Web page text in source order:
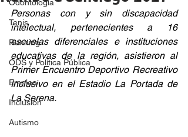
Odontologia
Tenis
Running
ODS y Política Pública
Empleo
Inclusión
Autismo
Personas con y sin discapacidad
intelectual, pertenecientes a 16
escuelas diferenciales e instituciones
educativas de la región, asistieron al
Primer Encuentro Deportivo Recreativo
Inclusivo en el Estadio La Portada de
La Serena.